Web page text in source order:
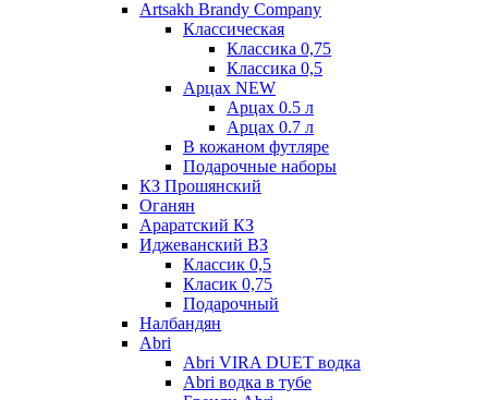
Artsakh Brandy Company
Классическая
Классика 0,75
Классика 0,5
Арцах NEW
Арцах 0.5 л
Арцах 0.7 л
В кожаном футляре
Подарочные наборы
КЗ Прошянский
Оганян
Араратский КЗ
Иджеванский ВЗ
Классик 0,5
Класик 0,75
Подарочный
Налбандян
Abri
Abri VIRA DUET водка
Abri водка в тубе